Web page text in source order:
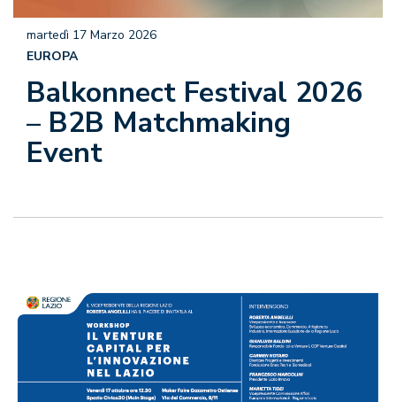
Balkonnect Festival 2026
– B2B Matchmaking
Event
martedì 17 Marzo 2026
EUROPA